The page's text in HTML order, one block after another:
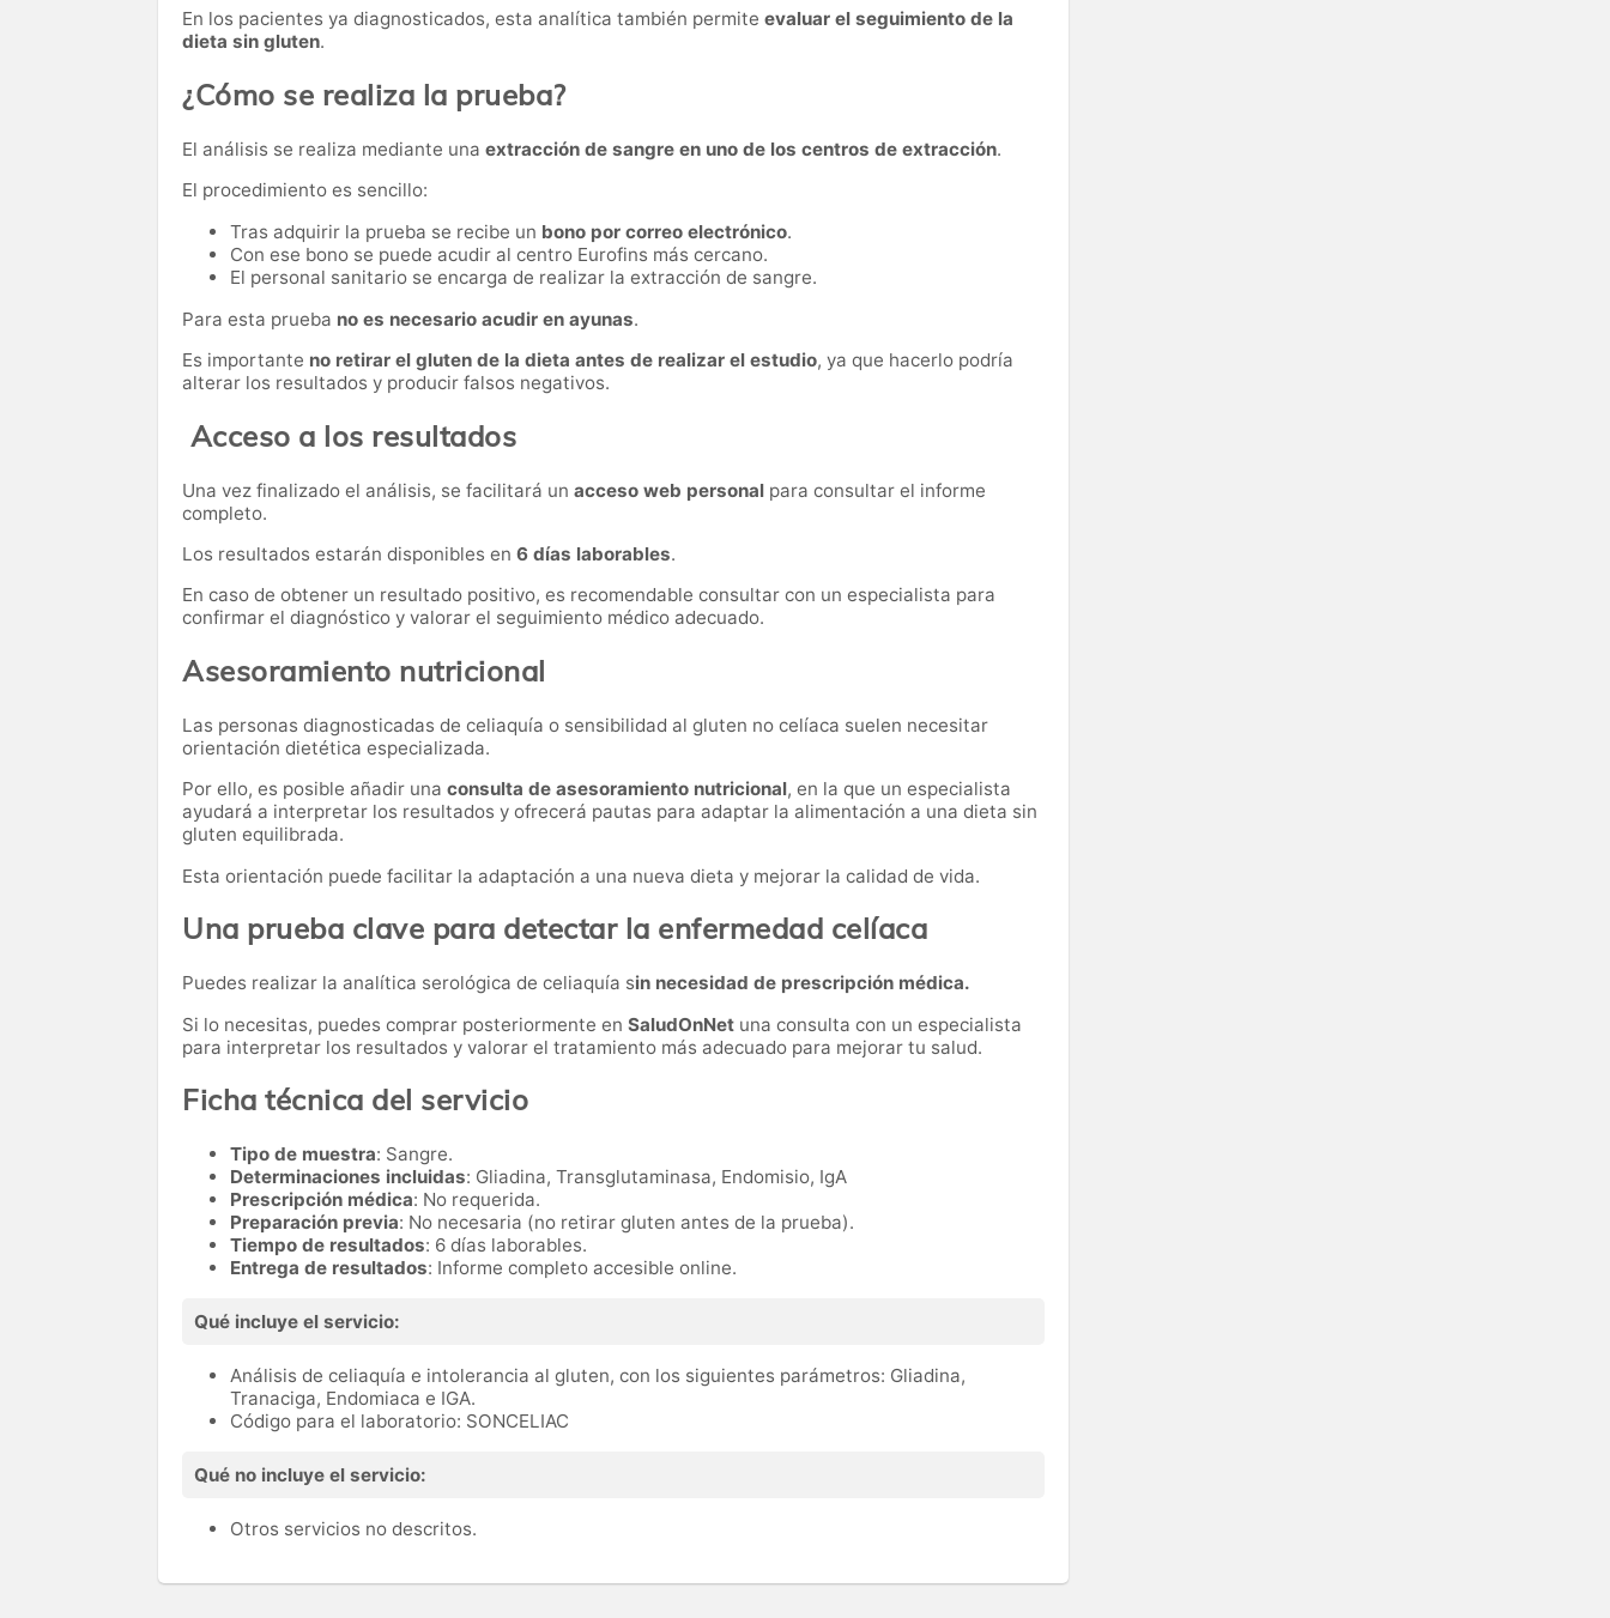
En los pacientes ya diagnosticados, esta analítica también permite evaluar el seguimiento de la
dieta sin gluten.
¿Cómo se realiza la prueba?
El análisis se realiza mediante una extracción de sangre en uno de los centros de extracción.
El procedimiento es sencillo:
Tras adquirir la prueba se recibe un bono por correo electrónico.
Con ese bono se puede acudir al centro Eurofins más cercano.
El personal sanitario se encarga de realizar la extracción de sangre.
Para esta prueba no es necesario acudir en ayunas.
Es importante no retirar el gluten de la dieta antes de realizar el estudio, ya que hacerlo podría
alterar los resultados y producir falsos negativos.
Acceso a los resultados
Una vez finalizado el análisis, se facilitará un acceso web personal para consultar el informe
completo.
Los resultados estarán disponibles en 6 días laborables.
En caso de obtener un resultado positivo, es recomendable consultar con un especialista para
confirmar el diagnóstico y valorar el seguimiento médico adecuado.
Asesoramiento nutricional
Las personas diagnosticadas de celiaquía o sensibilidad al gluten no celíaca suelen necesitar
orientación dietética especializada.
Por ello, es posible añadir una consulta de asesoramiento nutricional, en la que un especialista
ayudará a interpretar los resultados y ofrecerá pautas para adaptar la alimentación a una dieta sin
gluten equilibrada.
Esta orientación puede facilitar la adaptación a una nueva dieta y mejorar la calidad de vida.
Una prueba clave para detectar la enfermedad celíaca
Puedes realizar la analítica serológica de celiaquía sin necesidad de prescripción médica.
Si lo necesitas, puedes comprar posteriormente en SaludOnNet una consulta con un especialista
para interpretar los resultados y valorar el tratamiento más adecuado para mejorar tu salud.
Ficha técnica del servicio
Tipo de muestra: Sangre.
Determinaciones incluidas: Gliadina, Transglutaminasa, Endomisio, IgA
Prescripción médica: No requerida.
Preparación previa: No necesaria (no retirar gluten antes de la prueba).
Tiempo de resultados: 6 días laborables.
Entrega de resultados: Informe completo accesible online.
Qué incluye el servicio:
Análisis de celiaquía e intolerancia al gluten, con los siguientes parámetros: Gliadina,
Tranaciga, Endomiaca e IGA.
Código para el laboratorio: SONCELIAC
Qué no incluye el servicio:
Otros servicios no descritos.